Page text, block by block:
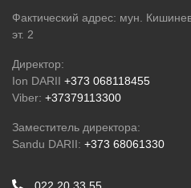
Фактический адрес: мун.
эт. 2
Директор:
Ion DARII +373 068118455
Viber: +37379113300
Заместитель директора:
Sandu DARII: +373 68061330